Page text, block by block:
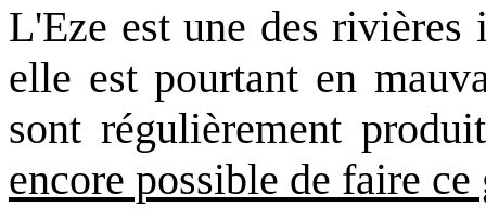
L'Eze est une des
elle est pourtant en
sont régulièrement
encore possible de faire